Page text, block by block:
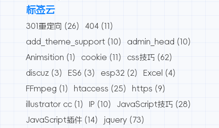
标签云
301重定向 (26) 404 (11)
add_theme_support (10) admin_head (10)
Animsition (1) cookie (11) css技巧 (62)
discuz (3) ES6 (3) esp32 (2) Excel
(4)
FFmpeg (1) htaccess (25) https (9)
illustrator cc (1) IP (10) JavaScript技巧 (28)
JavaScript插件 (14) jquery (73)